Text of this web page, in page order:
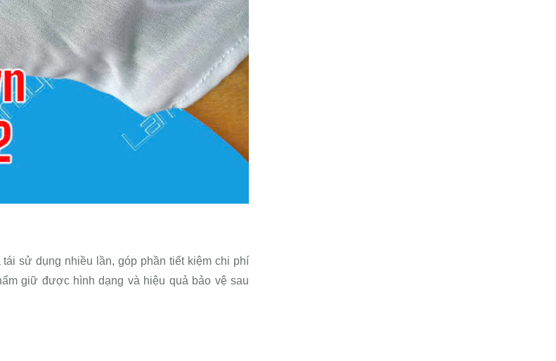
sử dụng nhiều lần, góp phần tiết kiệm chi phí
giữ được hình dạng và hiệu quả bảo vệ sau